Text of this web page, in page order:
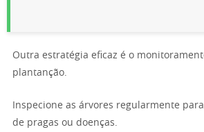
Outra estratégia eficaz é o
plantanção.
Inspecione as árvores regularmente
de pragas ou doenças.